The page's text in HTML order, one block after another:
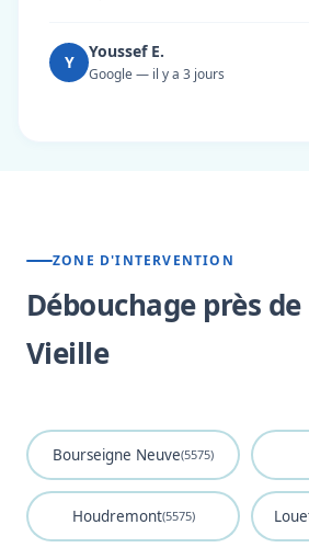
Y
Youssef E.
Google — il y a 3 jours
ZONE D'INTERVENTION
Débouchage près
Vieille
Bourseigne Neuve(5575)
Houdremont(5575)